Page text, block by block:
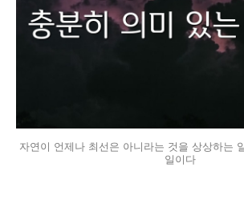
자연이 언제나 최선은 아니라는 것을 상상하는
일이다